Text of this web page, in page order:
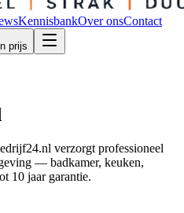
KennisbankOver onsContact
prijs
verzorgt professioneel
— badkamer, keuken,
10 jaar garantie.